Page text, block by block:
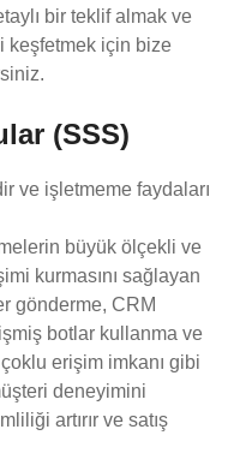
bir teklif almak ve
keşfetmek için bize
(SSS)
ve işletmeme faydaları
büyük ölçekli ve
kurmasını sağlayan
gönderme, CRM
botlar kullanma ve
erişim imkanı gibi
deneyimini
artırır ve satış